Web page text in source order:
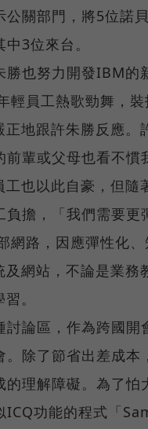
公關部門，將5位諾
3位來台。
也努力開發IBM的
輕員工熱歌勁舞，
地跟許朱勝反應。
輩或父母也看不慣
也以此自豪，但隨
擔，「我們需要更
網路，因應彈性化
網站，不論是業務
。
論區，作為跨國
除了節省出差成
的理解障礙。為了
ICQ功能的程式「